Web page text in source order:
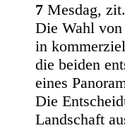
7 Mesdag,
Die Wahl von
in
die beiden
eines
Die
Landschaft